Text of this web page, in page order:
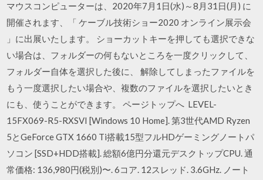
マウスコンピューターは、2020年7月1日(水)～8月31日(月) に
開催されます、「 ケーブル技術ショー2020 オンライン展示会
」に出展いたします。 ショーカットキーを押しても選択できな
い場合は、フォルダーの何もないところを一度クリックして、
フォルダー自体を選択した後に、 解除してしまったファイルを
もう一度選択したい場合や、複数のファイルを選択したいとき
にも、使うことができます。 ページトップへ LEVEL-
15FX069-R5-RXSVI [Windows 10 Home]. 第3世代AMD Ryzen
5とGeForce GTX 1660 Ti搭載15型フルHDゲーミングノートパ
ソコン [SSD+HDD搭載]. 総額6億円分還元デスクトップCPU. 通
常価格: 136,980円(税別)〜. 6コア. 12スレッド. 3.6GHz. ノート